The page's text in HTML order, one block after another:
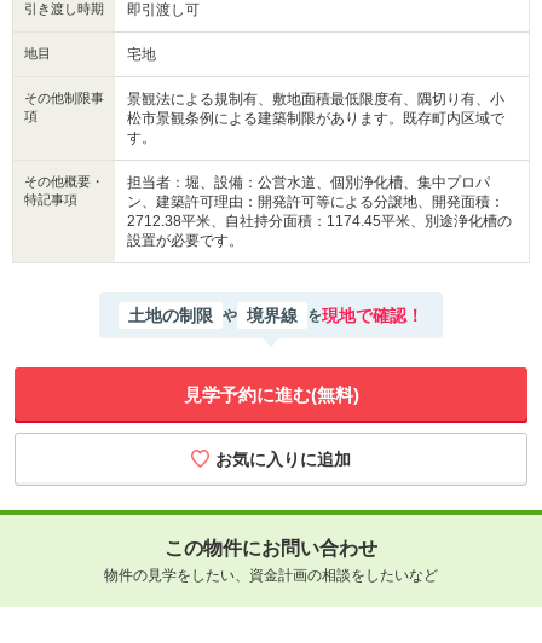
引き渡し時期 即引渡し可
地目 宅地
その他制限事
項
景観法による規制有、敷地面積最低限度有、隅切り有、小
松市景観条例による建築制限があります。既存町内区域で
す。
その他概要・
特記事項
担当者：堀、設備：公営水道、個別浄化槽、集中プロパ
ン、建築許可理由：開発許可等による分譲地、開発面積：
2712.38平米、自社持分面積：1174.45平米、別途浄化槽の
設置が必要です。
土地の制限 や 境界線 を現地で確認！
見学予約に進む(無料)
この物件にお問い合わせ
物件の見学をしたい、資金計画の相談をしたいなど